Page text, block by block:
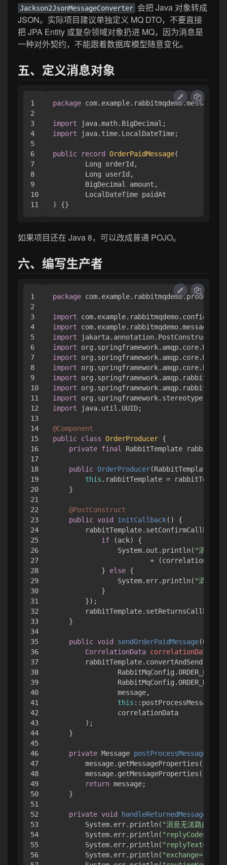
Jackson2JsonMessageConverter 会把 Java 对象转成
JSON。实际项目建议单独定义 MQ DTO，不要直接
把 JPA Entity 或复杂领域对象扔进 MQ，因为消息是
一种对外契约，不能跟着数据库模型随意变化。
五、定义消息对象
1
2
3
4
5
6
7
8
9
10
package com.example.rabbitmqdemo.message;
import
import java.time.LocalDateTime;
public record OrderPaidMessage(
        Long orderId,
        Long userId,
        BigDecimal amount,
        LocalDateTime paidAt
)
如果项目还在 Java 8，可以改成普通 POJO。
六、编写生产者
1
2
3
4
5
6
7
8
9
10
11
12
13
14
15
16
17
18
19
20
21
22
23
24
25
26
27
28
29
30
31
32
33
34
35
36
37
38
39
40
41
42
43
44
45
46
47
48
49
50
51
52
53
54
55
56
package com.example.rabbitmqdemo.producer;
import
import
import
import
import
import
import
import
import
import java.util.UUID;
@Component
public class OrderProducer {
private final RabbitTemplate
public OrderProducer(RabbitTemplate
this .rabbitTemplate =
    }
@PostConstruct
public void initCallback()
{
if (ack) {
                System.out.println(
"消息已
+
            }
else {
                System.err.println(
"消息未
            }
        });
        rabbitTemplate.setReturnsCallback(
    }
public void sendOrderPaidMessage
CorrelationData correlationData
        rabbitTemplate.convertAndSend(
                message,
this ::postProcessMessage,
                correlationData
        );
    }
private Message postProcessMessage
return message;
    }
private void handleReturnedMessage
        System.err.println(
"消息无法路由到队
        System.err.println(
"replyCode="
        System.err.println(
"replyText="
        System.err.println(
"exchange="